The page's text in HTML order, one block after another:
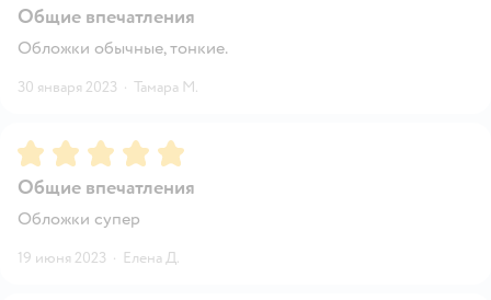
Общие впечатления
Обложки обычные, тонкие.
30 января 2023 · Тамара М.
Рейтинг:5
Общие впечатления
Обложки супер
19 июня 2023 · Елена Д.